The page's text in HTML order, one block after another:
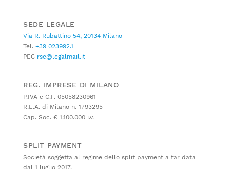
SEDE LEGALE
Via R. Rubattino 54, 20134 Milano
Tel. +39 023992.1
PEC rse@legalmail.it
REG. IMPRESE DI MILANO
P.IVA e C.F. 05058230961
R.E.A. di Milano n. 1793295
Cap. Soc. € 1.100.000 i.v.
SPLIT PAYMENT
Società soggetta al regime dello split payment a far data
dal 1 luglio 2017.